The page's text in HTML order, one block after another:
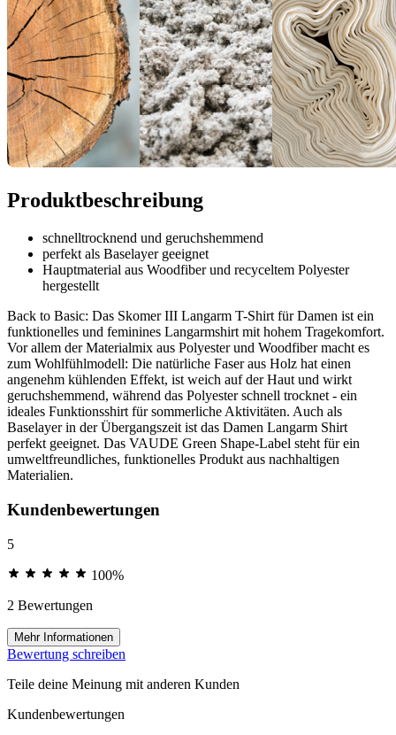
Produktbeschreibung
schnelltrocknend und geruchshemmend
perfekt als Baselayer geeignet
Hauptmaterial aus Woodfiber und recyceltem Polyester
hergestellt
Back to Basic: Das Skomer III Langarm T-Shirt für Damen ist ein
funktionelles und feminines Langarmshirt mit hohem Tragekomfort.
Vor allem der Materialmix aus Polyester und Woodfiber macht es
zum Wohlfühlmodell: Die natürliche Faser aus Holz hat einen
angenehm kühlenden Effekt, ist weich auf der Haut und wirkt
geruchshemmend, während das Polyester schnell trocknet - ein
ideales Funktionsshirt für sommerliche Aktivitäten. Auch als
Baselayer in der Übergangszeit ist das Damen Langarm Shirt
perfekt geeignet. Das VAUDE Green Shape-Label steht für ein
umweltfreundliches, funktionelles Produkt aus nachhaltigen
Materialien.
Kundenbewertungen
5
100%
2 Bewertungen
Mehr Informationen
Bewertung schreiben
Teile deine Meinung mit anderen Kunden
Kundenbewertungen